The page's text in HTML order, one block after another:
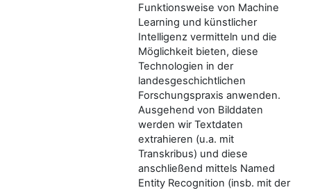
Funktionsweise von Machine
Learning und künstlicher
Intelligenz vermitteln und die
Möglichkeit bieten, diese
Technologien in der
landesgeschichtlichen
Forschungspraxis anwenden.
Ausgehend von Bilddaten
werden wir Textdaten
extrahieren (u.a. mit
Transkribus) und diese
anschließend mittels Named
Entity Recognition (insb. mit der